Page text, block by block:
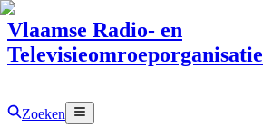
Vlaamse Radio- en
Televisieomroeporganisatie
Zoeken